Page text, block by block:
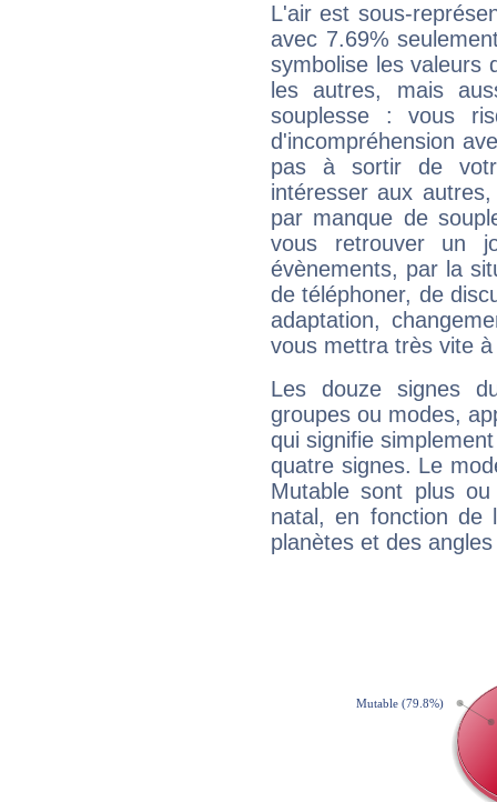
L'air est sous-
avec 7.69%
symbolise les valeurs
les autres, mais
souplesse : vous
d'incompréhension
pas à sortir de
intéresser aux
par manque de
vous retrouver un
évènements, par la
de téléphoner, de
adaptation,
vous mettra très vite
Les douze signes
groupes ou modes,
qui signifie
quatre signes. Le
Mutable sont plus
natal, en fonction de
planètes et des